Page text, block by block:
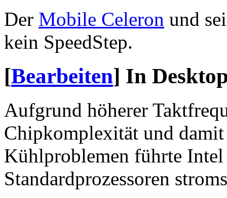
Der Mobile Celeron und
kein SpeedStep.
[Bearbeiten] In
Aufgrund höherer
Chipkomplexität und
Kühlproblemen führte
Standardprozessoren